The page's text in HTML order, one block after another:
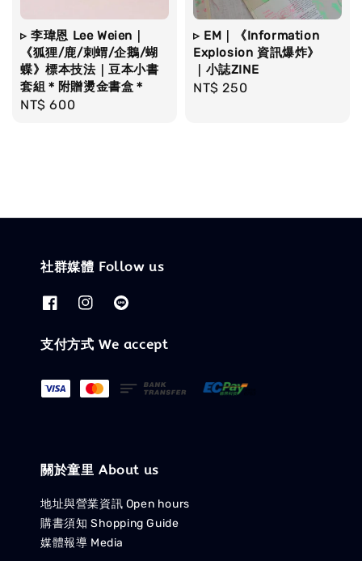
▹ 李瑋恩 Lee Weien｜
《狐狸/鹿/刺蝟/企鵝/蝴
蝶》標本技法｜豆本小書
套組＊附贈燙金書盒＊
Regular
NT$ 600
▹ EM｜《Information
Explosion 資訊爆炸》
｜小誌ZINE
Regular
NT$ 250
社群媒體 Follow us
支付方式 We accept
關於童里 About us
地址與營業資訊 Open hours
購書須知 Shopping Guide
媒體報導 Media